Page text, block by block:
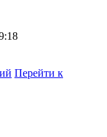
Перейти к